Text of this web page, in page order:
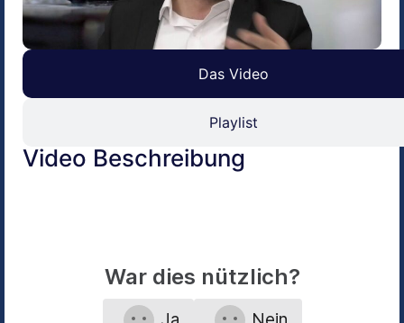
Das Video
Playlist
Video Beschreibung
War dies nützlich?